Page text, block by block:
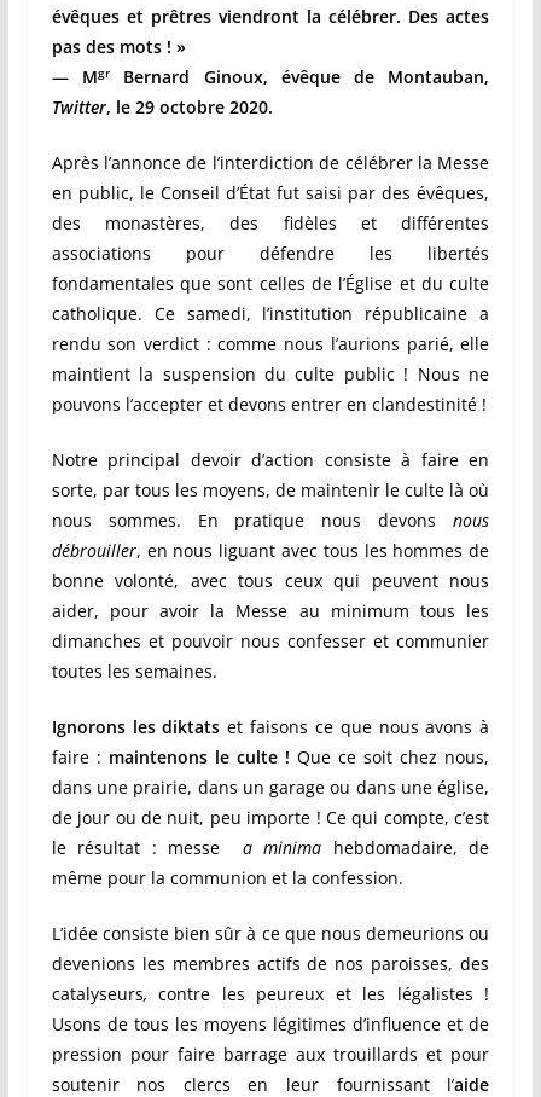
évêques et prêtres viendront la célébrer. Des actes
pas des mots ! »
— MgrBernard Ginoux, évêque de Montauban,
Twitter, le 29 octobre 2020.
Après l’annonce de l’interdiction de célébrer la Messe
en public, le Conseil d’État fut saisi par des évêques,
des monastères, des fidèles et différentes
associations pour défendre les libertés
fondamentales que sont celles de l’Église et du culte
catholique. Ce samedi, l’institution républicaine a
rendu son verdict : comme nous l’aurions parié, elle
maintient la suspension du culte public ! Nous ne
pouvons l’accepter et devons entrer en clandestinité !
Notre principal devoir d’action consiste à faire en
sorte, par tous les moyens, de maintenir le culte là où
nous sommes. En pratique nous devonsnous
débrouiller, en nous liguant avec tous les hommes de
bonne volonté, avec tous ceux qui peuvent nous
aider, pour avoir la Messe au minimum tous les
dimanches et pouvoir nous confesser et communier
toutes les semaines.
Ignorons les diktats et faisons ce que nous avons à
faire : maintenons le culte !Que ce soit chez nous,
dans une prairie, dans un garage ou dans une église,
de jour ou de nuit, peu importe ! Ce qui compte, c’est
le résultat : messe a minima hebdomadaire, de
même pour la communion et la confession.
L’idée consiste bien sûr à ce que nous demeurions ou
devenions les membres actifs de nos paroisses, des
catalyseurs,contre les peureux et les légalistes !
Usons de tous les moyens légitimes d’influence et de
pression pour faire barrage aux trouillards et pour
soutenir nos clercs en leur fournissant l’aide